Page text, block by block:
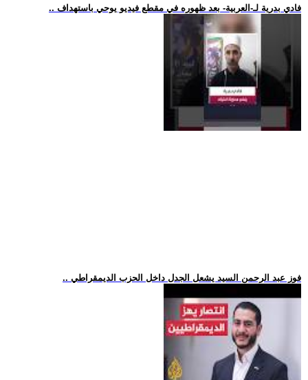
.. فادي بدرية لـ-العربية- بعد ظهوره في مقطع فيديو يوحي باستهداف
.. فوز عبد الرحمن السيد يشعل الجدل داخل الحزب الديمقراطي